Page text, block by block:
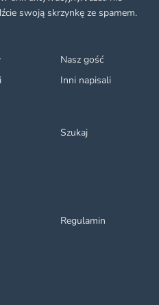
Nasz gość
Inni napisali
Szukaj
Regulamin
swoją skrzynkę ze spamem.